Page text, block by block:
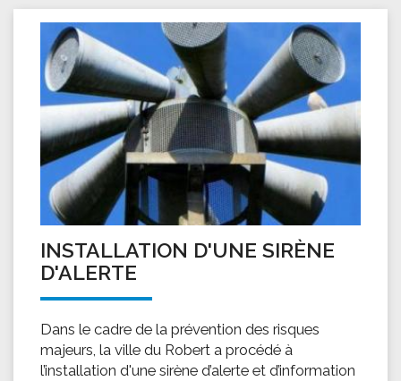
Vous êtes ici
INSTALLATION D'UNE SIRÈNE
D'ALERTE
Dans le cadre de la prévention des risques
majeurs, la ville du Robert a procédé à
l’installation d'une sirène d’alerte et d’information